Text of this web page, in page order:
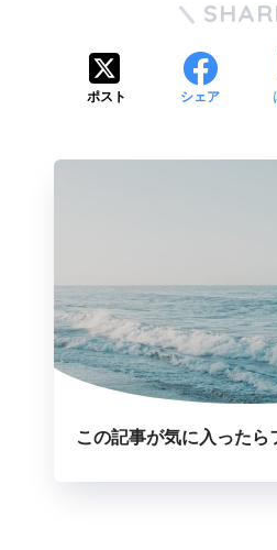
ポスト シェア
この記事が気に入ったら